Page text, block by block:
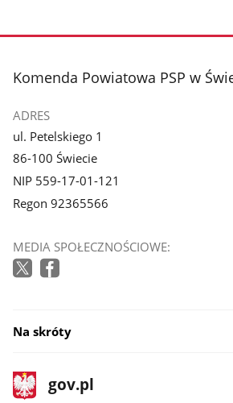
stopka
Komenda Powiatowa PSP w
ADRES
ul. Petelskiego 1
86-100 Świecie
NIP 559-17-01-121
Regon 92365566
MEDIA SPOŁECZNOŚCIOWE:
Na skróty
stopka
gov.pl
Strona
gov.pl